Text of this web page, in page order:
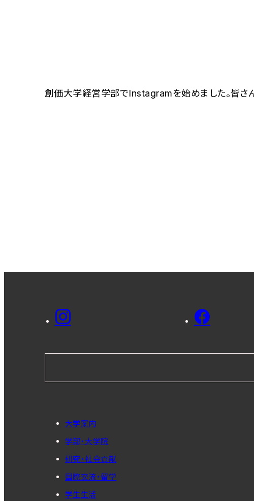
創価大学経営学部でInstagramを始めました。皆さ
大学案内
学部・大学院
研究・社会貢献
国際交流・留学
学生生活